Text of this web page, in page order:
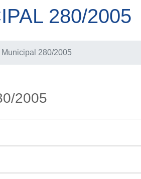
280/2005
Municipal 280/2005
2005